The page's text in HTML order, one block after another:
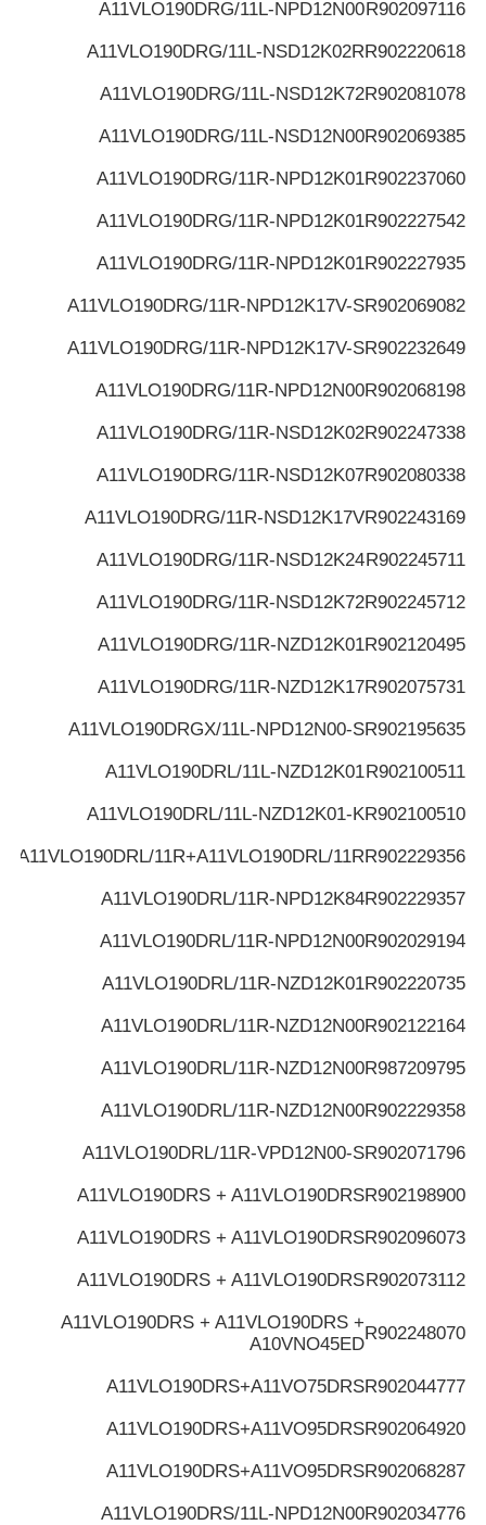
R902097116
A11VLO190DRG/11L-NPD12N00
R902220618
A11VLO190DRG/11L-NSD12K02R
R902081078
A11VLO190DRG/11L-NSD12K72
R902069385
A11VLO190DRG/11L-NSD12N00
R902237060
A11VLO190DRG/11R-NPD12K01
R902227542
A11VLO190DRG/11R-NPD12K01
R902227935
A11VLO190DRG/11R-NPD12K01
R902069082
A11VLO190DRG/11R-NPD12K17V-S
R902232649
A11VLO190DRG/11R-NPD12K17V-S
R902068198
A11VLO190DRG/11R-NPD12N00
R902247338
A11VLO190DRG/11R-NSD12K02
R902080338
A11VLO190DRG/11R-NSD12K07
R902243169
A11VLO190DRG/11R-NSD12K17V
R902245711
A11VLO190DRG/11R-NSD12K24
R902245712
A11VLO190DRG/11R-NSD12K72
R902120495
A11VLO190DRG/11R-NZD12K01
R902075731
A11VLO190DRG/11R-NZD12K17
R902195635
A11VLO190DRGX/11L-NPD12N00-S
R902100511
A11VLO190DRL/11L-NZD12K01
R902100510
A11VLO190DRL/11L-NZD12K01-K
R902229356
A11VLO190DRL/11R+A11VLO190DRL/11R
R902229357
A11VLO190DRL/11R-NPD12K84
R902029194
A11VLO190DRL/11R-NPD12N00
R902220735
A11VLO190DRL/11R-NZD12K01
R902122164
A11VLO190DRL/11R-NZD12N00
R987209795
A11VLO190DRL/11R-NZD12N00
R902229358
A11VLO190DRL/11R-NZD12N00
R902071796
A11VLO190DRL/11R-VPD12N00-S
R902198900
A11VLO190DRS + A11VLO190DRS
R902096073
A11VLO190DRS + A11VLO190DRS
R902073112
A11VLO190DRS + A11VLO190DRS
R902248070
A11VLO190DRS + A11VLO190DRS +
A10VNO45ED
R902044777
A11VLO190DRS+A11VO75DRS
R902064920
A11VLO190DRS+A11VO95DRS
R902068287
A11VLO190DRS+A11VO95DRS
R902034776
A11VLO190DRS/11L-NPD12N00